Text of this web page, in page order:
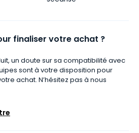
finaliser votre achat ?
un doute sur sa compatibilité avec
sont à votre disposition pour
achat. N’hésitez pas à nous